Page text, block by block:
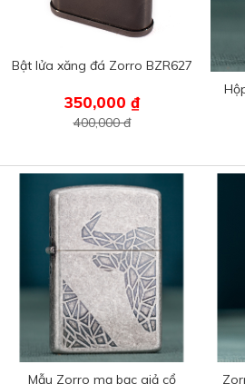
Bật lửa xăng đá Zorro BZR627
350,000 ₫
400,000 đ
Mẫu Zorro mạ bạc giả cổ